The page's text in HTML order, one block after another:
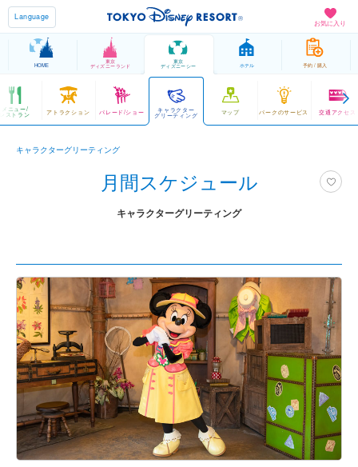
お気に入り
Language
HOME
東京
ディズニーランド
東京
ディズニーシー ホテル 予約 / 購入
メニュー/
ストラン アトラクション パレード/ショー キャラクター
グリーティング マップ パークのサービス 交通アクセス
キャラクターグリーティング
月間スケジュール
キャラクターグリーティング